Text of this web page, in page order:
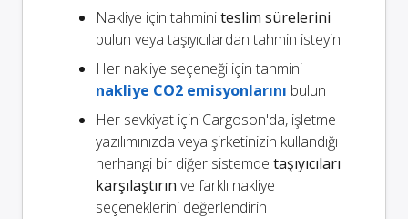
Nakliye için tahminiteslim sürelerini
bulun veya taşıyıcılardan tahmin isteyin
Her nakliye seçeneği için tahmini
nakliye CO2 emisyonlarını bulun
Her sevkiyat için Cargoson'da, işletme
yazılımınızda veya şirketinizin kullandığı
herhangi bir diğer sistemde taşıyıcıları
karşılaştırın ve farklı nakliye
seçeneklerini değerlendirin